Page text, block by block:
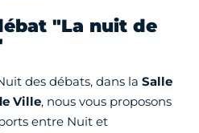
"La nuit de
des débats, dans la Salle
Ville, nous vous proposons
entre Nuit et